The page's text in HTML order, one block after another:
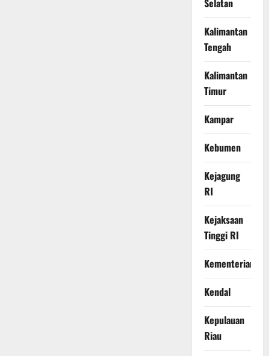
Selatan
Kalimantan
Tengah
Kalimantan
Timur
Kampar
Kebumen
Kejagung
RI
Kejaksaan
Tinggi RI
Kementerian
Kendal
Kepulauan
Riau